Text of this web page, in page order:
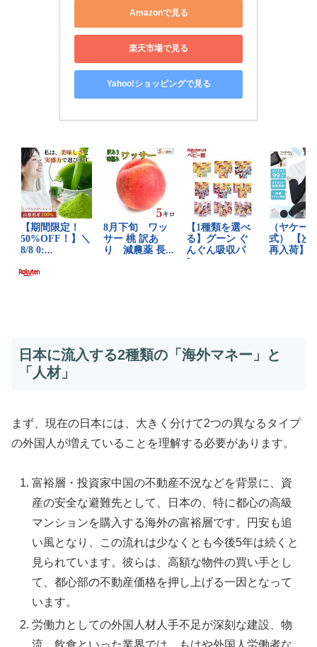
Amazonで見る
楽天市場で見る
Yahoo!ショッピングで見る
日本に流入する2種類の「海外マネー」と
「人材」
まず、現在の日本には、大きく分けて2つの異なるタイプ
の外国人が増えていることを理解する必要があります。
富裕層・投資家中国の不動産不況などを背景に、資
産の安全な避難先として、日本の、特に都心の高級
マンションを購入する海外の富裕層です。円安も追
い風となり、この流れは少なくとも今後5年は続くと
見られています。彼らは、高額な物件の買い手とし
て、都心部の不動産価格を押し上げる一因となって
います。
労働力としての外国人材人手不足が深刻な建設、物
流、飲食といった業界では、もはや外国人労働者な